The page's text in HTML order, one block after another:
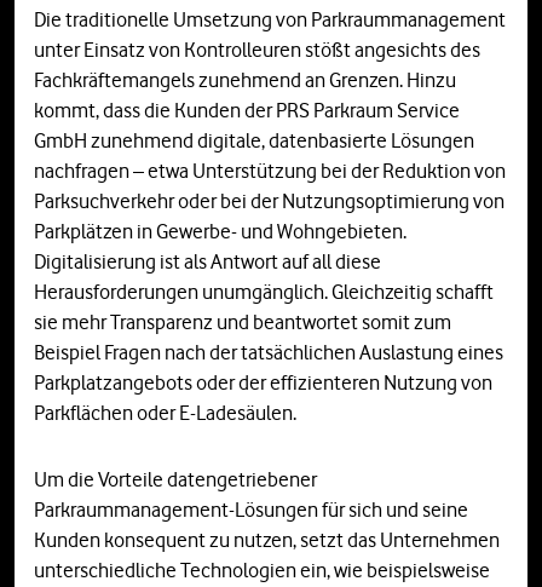
Die traditionelle Umsetzung von Parkraummanagement
unter Einsatz von Kontrolleuren stößt angesichts des
Fachkräftemangels zunehmend an Grenzen. Hinzu
kommt, dass die Kunden der PRS Parkraum Service
GmbH zunehmend digitale, datenbasierte Lösungen
nachfragen – etwa Unterstützung bei der Reduktion von
Parksuchverkehr oder bei der Nutzungsoptimierung von
Parkplätzen in Gewerbe- und Wohngebieten.
Digitalisierung ist als Antwort auf all diese
Herausforderungen unumgänglich. Gleichzeitig schafft
sie mehr Transparenz und beantwortet somit zum
Beispiel Fragen nach der tatsächlichen Auslastung eines
Parkplatzangebots oder der effizienteren Nutzung von
Parkflächen oder E-Ladesäulen.
Um die Vorteile datengetriebener
Parkraummanagement-Lösungen für sich und seine
Kunden konsequent zu nutzen, setzt das Unternehmen
unterschiedliche Technologien ein, wie beispielsweise